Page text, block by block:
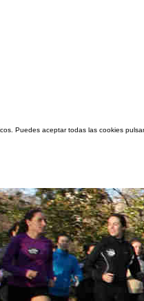
Puedes aceptar todas las cookies